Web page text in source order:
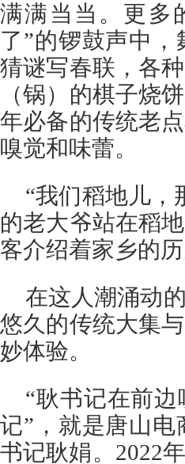
满满当当。更
了”的锣鼓声中
猜谜写春联，各
（锅）的棋子烧
年必备的传统老
嗅觉和味蕾。
“我们稻地儿，
的老大爷站在稻
客介绍着家乡的历
在这人潮涌动
悠久的传统大集
妙体验。
“耿书记在前
记”，就是唐山
书记耿娟。2022